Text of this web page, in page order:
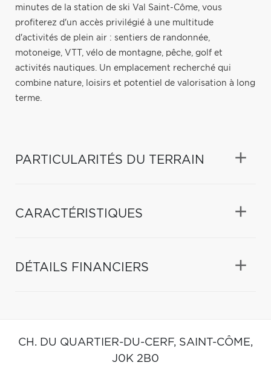
minutes de la station de ski Val Saint-Côme, vous
profiterez d'un accès privilégié à une multitude
d'activités de plein air : sentiers de randonnée,
motoneige, VTT, vélo de montagne, pêche, golf et
activités nautiques. Un emplacement recherché qui
combine nature, loisirs et potentiel de valorisation à long
terme.
PARTICULARITÉS DU TERRAIN
CARACTÉRISTIQUES
DÉTAILS FINANCIERS
CH. DU QUARTIER-DU-CERF, SAINT-CÔME,
J0K 2B0